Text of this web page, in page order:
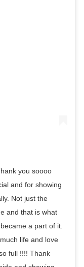
you soooo
and for showing
Not just the
and that is what
a part of it.
life and love
full !!!! Thank